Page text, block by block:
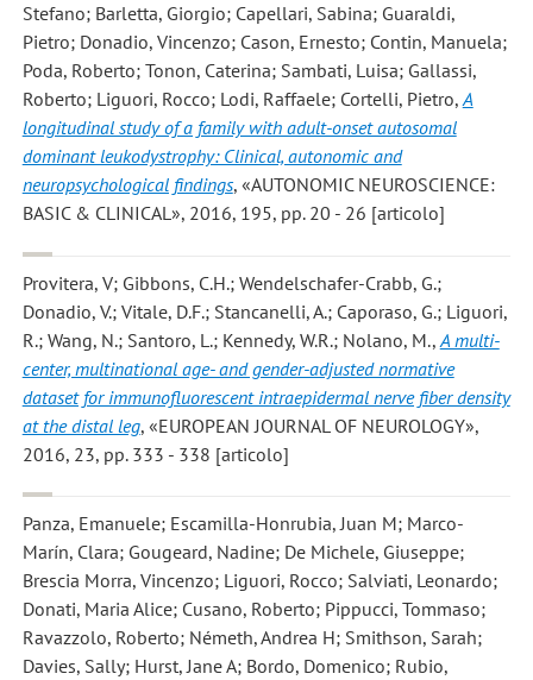
Stefano; Barletta, Giorgio; Capellari, Sabina; Guaraldi,
Pietro; Donadio, Vincenzo; Cason, Ernesto; Contin, Manuela;
Poda, Roberto; Tonon, Caterina; Sambati, Luisa; Gallassi,
Roberto; Liguori, Rocco; Lodi, Raffaele; Cortelli, Pietro,A
longitudinal study of a family with adult-onset autosomal
dominant leukodystrophy: Clinical, autonomic and
neuropsychological findings, «AUTONOMIC NEUROSCIENCE:
BASIC & CLINICAL», 2016, 195, pp. 20 - 26 [articolo]
Provitera, V; Gibbons, C.H.; Wendelschafer-Crabb, G.;
Donadio, V.; Vitale, D.F.; Stancanelli, A.; Caporaso, G.; Liguori,
R.; Wang, N.; Santoro, L.; Kennedy, W.R.; Nolano, M., A multi-
center, multinational age- and gender-adjusted normative
dataset for immunofluorescent intraepidermal nerve fiber density
at the distal leg, «EUROPEAN JOURNAL OF NEUROLOGY»,
2016, 23, pp. 333 - 338 [articolo]
Panza, Emanuele; Escamilla-Honrubia, Juan M; Marco-
Marín, Clara; Gougeard, Nadine; De Michele, Giuseppe;
Brescia Morra, Vincenzo; Liguori, Rocco; Salviati, Leonardo;
Donati, Maria Alice; Cusano, Roberto; Pippucci, Tommaso;
Ravazzolo, Roberto; Németh, Andrea H; Smithson, Sarah;
Davies, Sally; Hurst, Jane A; Bordo, Domenico; Rubio,